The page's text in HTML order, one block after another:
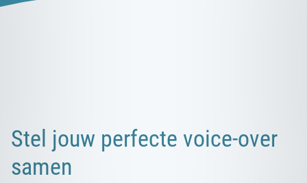
Stel jouw perfecte voice-over
samen